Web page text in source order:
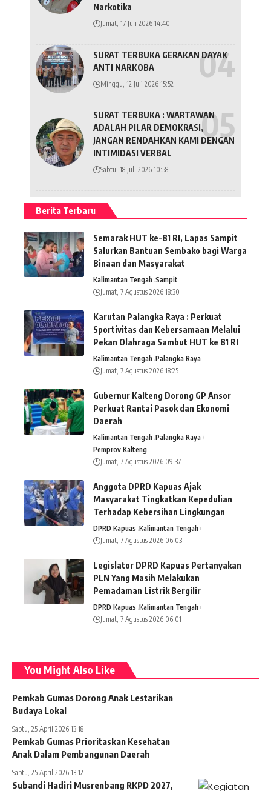
Narkotika
Jumat, 17 Juli 2026 14:40
SURAT TERBUKA GERAKAN DAYAK
ANTI NARKOBA
Minggu, 12 Juli 2026 15:52
SURAT TERBUKA : WARTAWAN
ADALAH PILAR DEMOKRASI,
JANGAN RENDAHKAN KAMI DENGAN
INTIMIDASI VERBAL
Sabtu, 18 Juli 2026 10:58
Berita Terbaru
Semarak HUT ke-81 RI, Lapas Sampit
Salurkan Bantuan Sembako bagi Warga
Binaan dan Masyarakat
Kalimantan Tengah Sampit
Jumat, 7 Agustus 2026 18:30
Karutan Palangka Raya : Perkuat
Sportivitas dan Kebersamaan Melalui
Pekan Olahraga Sambut HUT ke 81 RI
Kalimantan Tengah Palangka Raya
Jumat, 7 Agustus 2026 18:25
Gubernur Kalteng Dorong GP Ansor
Perkuat Rantai Pasok dan Ekonomi
Daerah
Kalimantan Tengah Palangka Raya
Pemprov Kalteng
Jumat, 7 Agustus 2026 09:37
Anggota DPRD Kapuas Ajak
Masyarakat Tingkatkan Kepedulian
Terhadap Kebersihan Lingkungan
DPRD Kapuas Kalimantan Tengah
Jumat, 7 Agustus 2026 06:03
Legislator DPRD Kapuas Pertanyakan
PLN Yang Masih Melakukan
Pemadaman Listrik Bergilir
DPRD Kapuas Kalimantan Tengah
Jumat, 7 Agustus 2026 06:01
You Might Also Like
Pemkab Gumas Dorong Anak Lestarikan
Budaya Lokal
Sabtu, 25 April 2026 13:18
Pemkab Gumas Prioritaskan Kesehatan
Anak Dalam Pembangunan Daerah
Sabtu, 25 April 2026 13:12
Subandi Hadiri Musrenbang RKPD 2027,